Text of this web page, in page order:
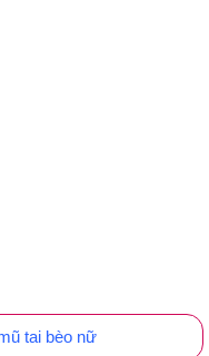
tai bèo nữ